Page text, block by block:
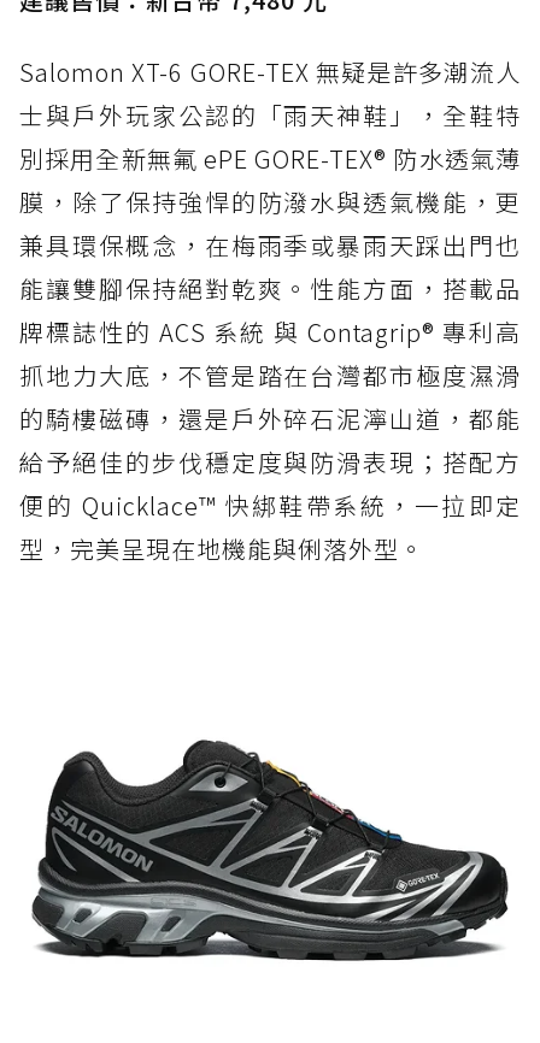
Salomon XT-6 GORE-TEX 無疑是許多潮流人
士與戶外玩家公認的「雨天神鞋」，全鞋特
別採用全新無氟 ePE GORE-TEX® 防水透氣薄
膜，除了保持強悍的防潑水與透氣機能，更
兼具環保概念，在梅雨季或暴雨天踩出門也
能讓雙腳保持絕對乾爽。性能方面，搭載品
牌標誌性的 ACS 系統 與 Contagrip® 專利高
抓地力大底，不管是踏在台灣都市極度濕滑
的騎樓磁磚，還是戶外碎石泥濘山道，都能
給予絕佳的步伐穩定度與防滑表現；搭配方
便的 Quicklace™ 快綁鞋帶系統，一拉即定
型，完美呈現在地機能與俐落外型。